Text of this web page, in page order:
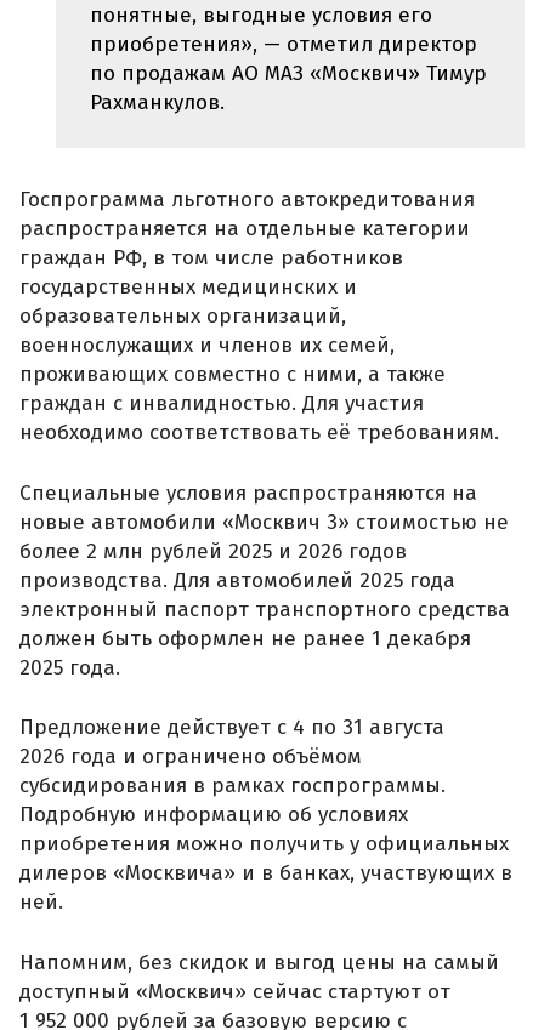
понятные, выгодные условия его
приобретения», — отметил директор
по продажам АО МАЗ «Москвич» Тимур
Рахманкулов.
Госпрограмма льготного автокредитования
распространяется на отдельные категории
граждан РФ, в том числе работников
государственных медицинских и
образовательных организаций,
военнослужащих и членов их семей,
проживающих совместно с ними, а также
граждан с инвалидностью. Для участия
необходимо соответствовать её требованиям.
Специальные условия распространяются на
новые автомобили «Москвич 3» стоимостью не
более 2 млн рублей 2025 и 2026 годов
производства. Для автомобилей 2025 года
электронный паспорт транспортного средства
должен быть оформлен не ранее 1 декабря
2025 года.
Предложение действует с 4 по 31 августа
2026 года и ограничено объёмом
субсидирования в рамках госпрограммы.
Подробную информацию об условиях
приобретения можно получить у официальных
дилеров «Москвича» и в банках, участвующих в
ней.
Напомним, без скидок и выгод цены на самый
доступный «Москвич» сейчас стартуют от
1 952 000 рублей за базовую версию с